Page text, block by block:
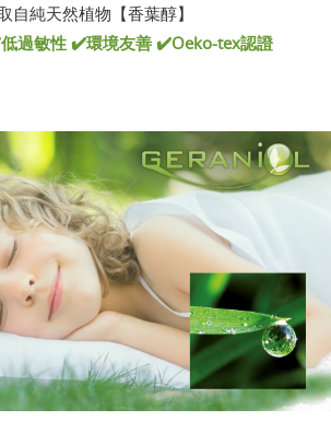
自純天然植物【香葉醇】
過敏性 ✔️環境友善 ✔️Oeko-tex認證